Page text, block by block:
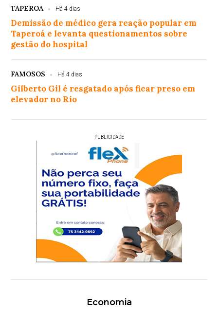
TAPEROA Há 4 dias
Demissão de médico gera reação popular em
Taperoá e levanta questionamentos sobre
gestão do hospital
FAMOSOS Há 4 dias
Gilberto Gil é resgatado após ficar preso em
elevador no Rio
PUBLICIDADE
Economia